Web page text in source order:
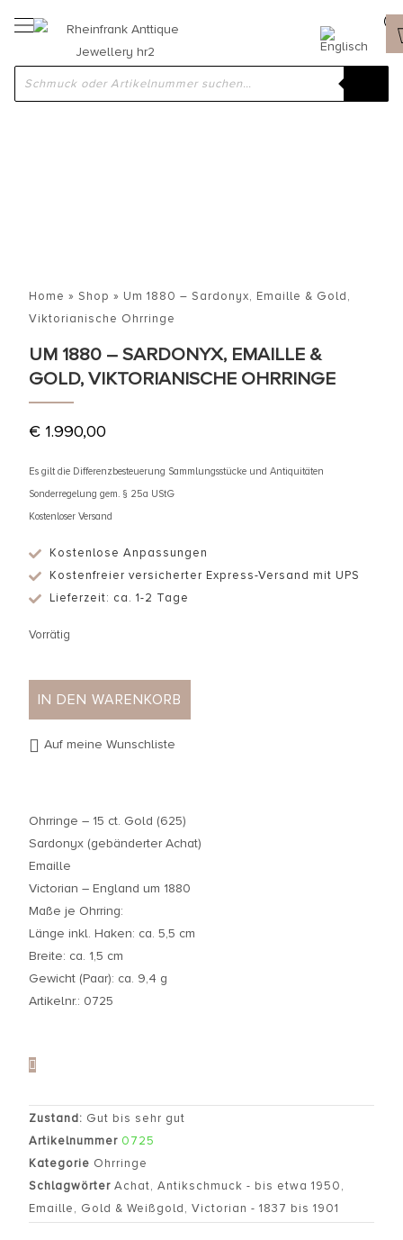
Home » Shop » Um 1880 – Sardonyx, Emaille & Gold,
Viktorianische Ohrringe
UM 1880 – SARDONYX, EMAILLE &
GOLD, VIKTORIANISCHE OHRRINGE
€ 1.990,00
Es gilt die Differenzbesteuerung Sammlungsstücke und Antiquitäten
Sonderregelung gem. § 25a UStG
Kostenloser Versand
Kostenlose Anpassungen
Kostenfreier versicherter Express-Versand mit UPS
Lieferzeit: ca. 1-2 Tage
Vorrätig
IN DEN WARENKORB
Auf meine Wunschliste
Ohrringe – 15 ct. Gold (625)
Sardonyx (gebänderter Achat)
Emaille
Victorian – England um 1880
Maße je Ohrring:
Länge inkl. Haken: ca. 5,5 cm
Breite: ca. 1,5 cm
Gewicht (Paar): ca. 9,4 g
Artikelnr.: 0725
Zustand: Gut bis sehr gut
Artikelnummer 0725
Kategorie Ohrringe
Schlagwörter Achat, Antikschmuck - bis etwa 1950,
Emaille, Gold & Weißgold, Victorian - 1837 bis 1901